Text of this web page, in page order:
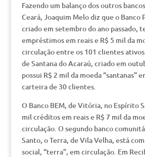
Fazendo um balanço dos outros
Ceará, Joaquim Melo diz que o Banco
criado em setembro do ano passado,
empréstimos em reais e R$ 5 mil da
circulação entre os 101 clientes
de Santana do Acaraú, criado em
possui R$ 2 mil da moeda “santanas”
carteira de 30 clientes.
O Banco BEM, de Vitória, no Espírito
mil créditos em reais e R$ 7 mil da
circulação. O segundo banco
Santo, o Terra, de Vila Velha, está
social, “terra”, em circulação. Em